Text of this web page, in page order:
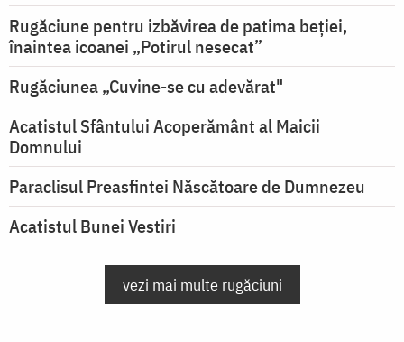
Rugăciune pentru izbăvirea de patima beției,
înaintea icoanei „Potirul nesecat”
Rugăciunea „Cuvine-se cu adevărat"
Acatistul Sfântului Acoperământ al Maicii
Domnului
Paraclisul Preasfintei Născătoare de Dumnezeu
Acatistul Bunei Vestiri
vezi mai multe rugăciuni